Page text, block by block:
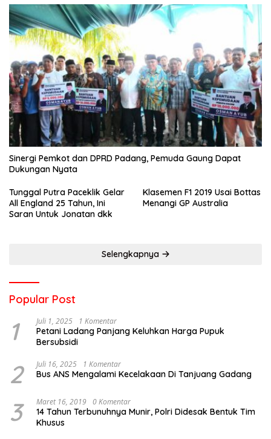
Sinergi Pemkot dan DPRD Padang, Pemuda Gaung Dapat
Dukungan Nyata
Tunggal Putra Paceklik Gelar
All England 25 Tahun, Ini
Saran Untuk Jonatan dkk
Klasemen F1 2019 Usai Bottas
Menangi GP Australia
Selengkapnya
Popular Post
1 Juli 1, 2025 1 Komentar
Petani Ladang Panjang Keluhkan Harga Pupuk
Bersubsidi
2 Juli 16, 2025 1 Komentar
Bus ANS Mengalami Kecelakaan Di Tanjuang Gadang
3 Maret 16, 2019 0 Komentar
14 Tahun Terbunuhnya Munir, Polri Didesak Bentuk Tim
Khusus